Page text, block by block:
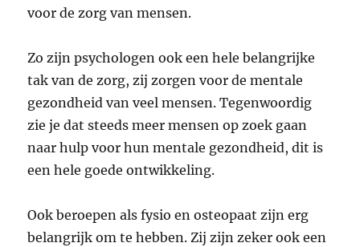
voor de zorg van mensen.
Zo zijn psychologen ook een hele belangrijke
tak van de zorg, zij zorgen voor de mentale
gezondheid van veel mensen. Tegenwoordig
zie je dat steeds meer mensen op zoek gaan
naar hulp voor hun mentale gezondheid, dit is
een hele goede ontwikkeling.
Ook beroepen als fysio en osteopaat zijn erg
belangrijk om te hebben. Zij zijn zeker ook een